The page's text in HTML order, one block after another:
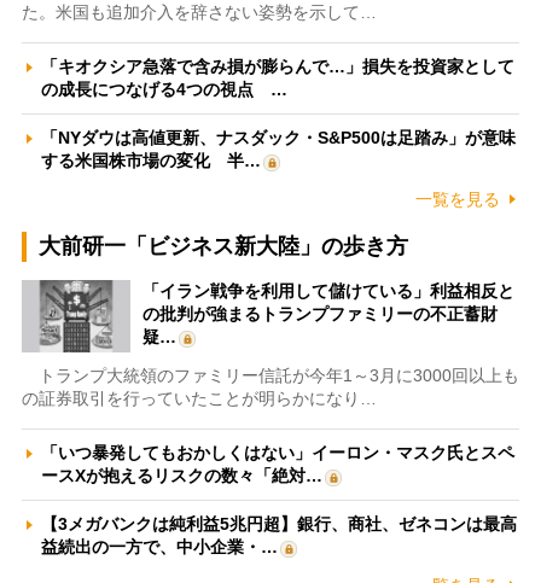
た。米国も追加介入を辞さない姿勢を示して…
「キオクシア急落で含み損が膨らんで…」損失を投資家として
の成長につなげる4つの視点 …
「NYダウは高値更新、ナスダック・S&P500は足踏み」が意味
する米国株市場の変化 半…
一覧を見る
大前研一「ビジネス新大陸」の歩き方
「イラン戦争を利用して儲けている」利益相反と
の批判が強まるトランプファミリーの不正蓄財
疑…
トランプ大統領のファミリー信託が今年1～3月に3000回以上も
の証券取引を行っていたことが明らかになり…
「いつ暴発してもおかしくはない」イーロン・マスク氏とスペ
ースXが抱えるリスクの数々「絶対…
【3メガバンクは純利益5兆円超】銀行、商社、ゼネコンは最高
益続出の一方で、中小企業・…